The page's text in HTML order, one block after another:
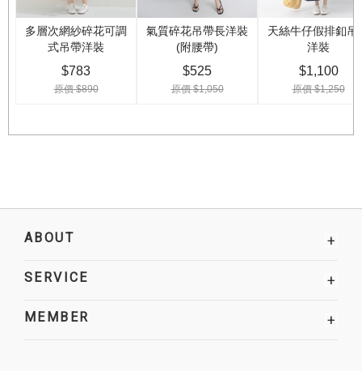
ABOUT +
SERVICE +
MEMBER +